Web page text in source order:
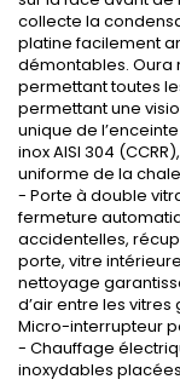
collecte la
platine facilement
démontables.
permettant toutes
permettant une
unique de
inox AISI 304
uniforme de la
- Porte à double
fermeture
accidentelles,
porte, vitre
nettoyage
d’air entre les
Micro-interrupteur
- Chauffage
inoxydables